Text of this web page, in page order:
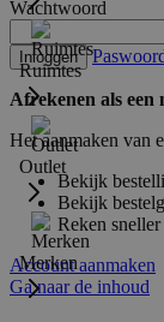
Ruimtes
Outlet
Merken
Wachtwoord
Inloggen
Afrekenen als een
Het aanmaken van
Bekijk
Bekijk
Reken
Account aanmaken
Ga naar de inhoud